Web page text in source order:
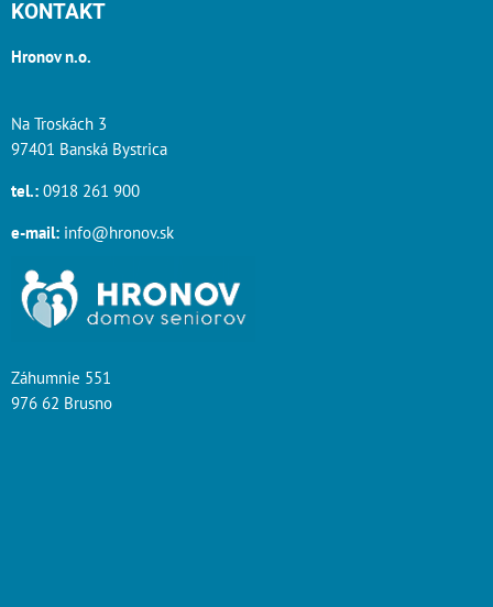
KONTAKT
Hronov n.o.
Na Troskách 3
97401 Banská Bystrica
tel.: 0918 261 900
e-mail: info@hronov.sk
Záhumnie 551
976 62 Brusno